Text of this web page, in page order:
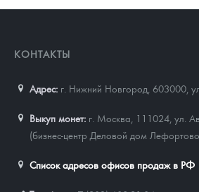
КОНТАКТЫ
Адрес: г. Нижний Новгород, 603000
Выкуп монет: г. Москва, 111024, ул.
(бизнес-центр Деловой дом
Список адресов офисов продаж в РФ